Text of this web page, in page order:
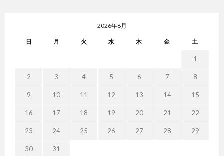
2026年8月
日 月 火 水 木 金 土
1
2 3 4 5 6 7 8
9 10 11 12 13 14 15
16 17 18 19 20 21 22
23 24 25 26 27 28 29
30
31